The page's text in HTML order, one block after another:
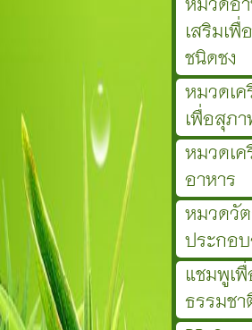
เสริมเ
ชนิดชง
หมวดเ
เพื่อสุภ
หมวดเ
อาหาร
หมวดวั
ประกอ
แชมพูเ
ธรรมช